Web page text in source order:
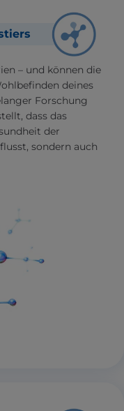
– und können die
deines
Forschung
dass das
der
sondern auch